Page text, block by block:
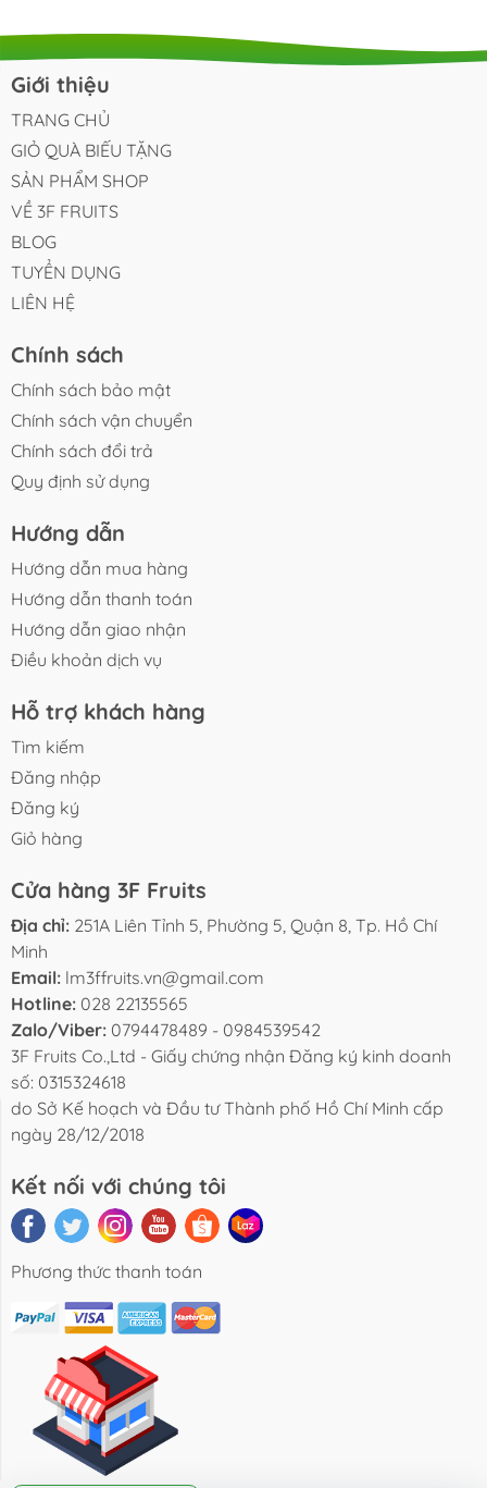
BLOG TUYỂN DỤNG
Giới thiệu
TRANG CHỦ
GIỎ QUÀ BIẾU TẶNG
SẢN PHẨM SHOP
VỀ 3F FRUITS
BLOG
TUYỂN DỤNG
LIÊN HỆ
Chính sách
Chính sách bảo mật
Chính sách vận chuyển
Chính sách đổi trả
Quy định sử dụng
Hướng dẫn
Hướng dẫn mua hàng
Hướng dẫn thanh toán
Hướng dẫn giao nhận
Điều khoản dịch vụ
Hỗ trợ khách hàng
Tìm kiếm
Đăng nhập
Đăng ký
Giỏ hàng
Cửa hàng 3F Fruits
Địa chỉ: 251A Liên Tỉnh 5, Phường 5, Quận 8, Tp. Hồ Chí
Minh
Email: lm3ffruits.vn@gmail.com
Hotline: 028 22135565
Zalo/Viber: 0794478489 - 0984539542
3F Fruits Co.,Ltd - Giấy chứng nhận Đăng ký kinh doanh
số: 0315324618
do Sở Kế hoạch và Đầu tư Thành phố Hồ Chí Minh cấp
ngày 28/12/2018
Kết nối với chúng tôi
Phương thức thanh toán